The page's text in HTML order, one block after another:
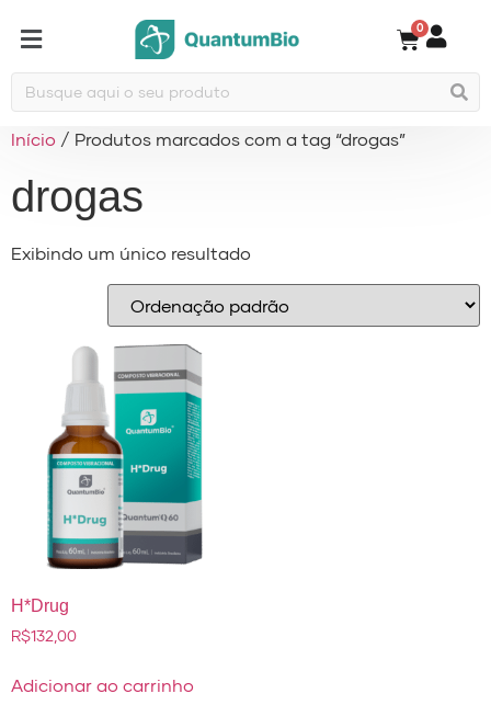
0
Início / Produtos marcados com a tag “drogas”
drogas
Exibindo um único resultado
H*Drug
R$132,00
Adicionar ao carrinho